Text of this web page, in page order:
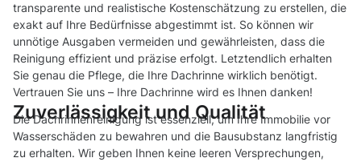
transparente und realistische Kostenschätzung zu erstellen, die
exakt auf Ihre Bedürfnisse abgestimmt ist. So können wir
unnötige Ausgaben vermeiden und gewährleisten, dass die
Reinigung effizient und präzise erfolgt. Letztendlich erhalten
Sie genau die Pflege, die Ihre Dachrinne wirklich benötigt.
Vertrauen Sie uns – Ihre Dachrinne wird es Ihnen danken!
Zuverlässigkeit und Qualität
Die Dachrinnenreinigung ist essenziell, um Ihre Immobilie vor
Wasserschäden zu bewahren und die Bausubstanz langfristig
zu erhalten. Wir geben Ihnen keine leeren Versprechungen,